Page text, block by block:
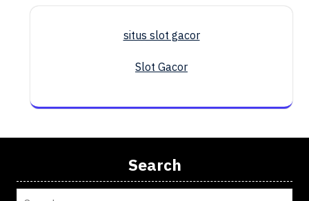
situs slot gacor
Slot Gacor
Search